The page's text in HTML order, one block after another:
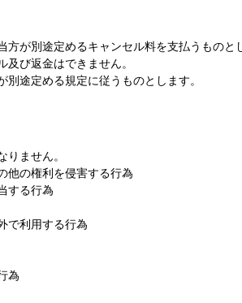
が別途定めるキャンセル料を支払うものと
び返金はできません。
途定める規定に従うものとします。
ません。
他の権利を侵害する行為
する行為
で利用する行為
為